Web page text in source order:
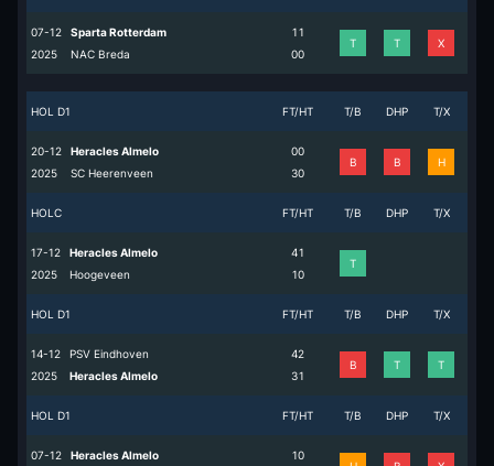
07-12
2025
Sparta Rotterdam
NAC Breda
1
0
1
0
T T X
HOL D1 FT/HT T/B DHP T/X
20-12
2025
Heracles Almelo
SC Heerenveen
0
3
0
0
B B H
HOLC FT/HT T/B DHP T/X
17-12
2025
Heracles Almelo
Hoogeveen
4
1
1
0
T
HOL D1 FT/HT T/B DHP T/X
14-12
2025
PSV Eindhoven
Heracles Almelo
4
3
2
1
B T T
HOL D1 FT/HT T/B DHP T/X
07-12
Heracles Almelo
10